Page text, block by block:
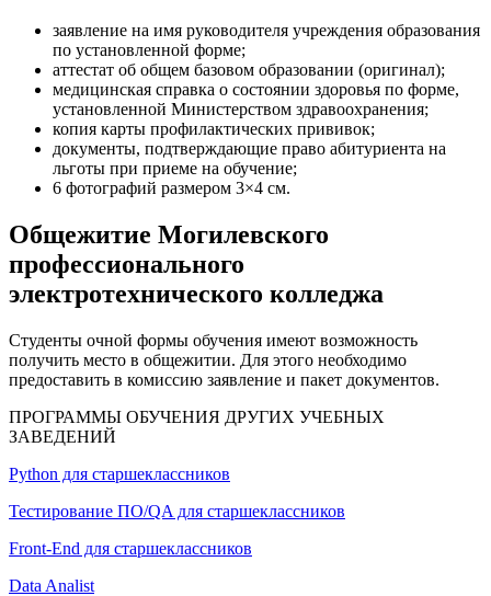
заявление на имя руководителя учреждения образования
по установленной форме;
аттестат об общем базовом образовании (оригинал);
медицинская справка о состоянии здоровья по форме,
установленной Министерством здравоохранения;
копия карты профилактических прививок;
документы, подтверждающие право абитуриента на
льготы при приеме на обучение;
6 фотографий размером 3×4 см.
Общежитие Могилевского
профессионального
электротехнического колледжа
Студенты очной формы обучения имеют возможность
получить место в общежитии. Для этого необходимо
предоставить в комиссию заявление и пакет документов.
ПРОГРАММЫ ОБУЧЕНИЯ ДРУГИХ УЧЕБНЫХ
ЗАВЕДЕНИЙ
Python для старшеклассников
Тестирование ПО/QA для старшеклассников
Front-End для старшеклассников
Data Analist